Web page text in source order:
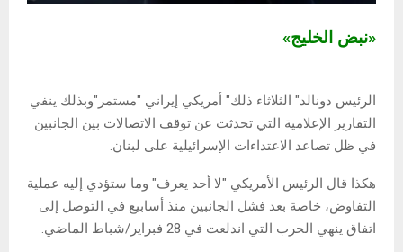
«نبض الخليج»
الرئيس دونالد" الثلاثاء ذلك" أمريكي إيراني "مستمر"وبذلك ينفي
التقارير الإعلامية التي تحدثت عن توقف الاتصالات بين الجانبين
في ظل تصاعد الاعتداءات الإسرائيلية على لبنان.
هكذا قال الرئيس الأمريكي "لا أحد يعرف" وما ستؤدي إليه عملية
التفاوض، خاصة بعد فشل الجانبين منذ أسابيع في التوصل إلى
اتفاق ينهي الحرب التي اندلعت في 28 فبراير/شباط الماضي.